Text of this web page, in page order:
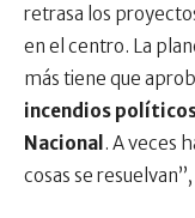
retrasa los
en el centro. La
más tiene que
incendios
Nacional . A veces
cosas se